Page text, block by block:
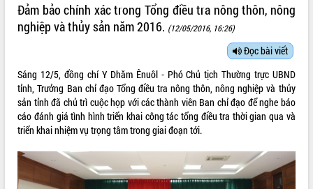
LÃNH ĐẠO UBND TỈNH
SỞ, BAN, NGÀNH
UBND CÁC XÃ, PHƯỜNG
HỆ THỐNG VĂN BẢN
Đảm bảo chính xác trong Tổng điều tra nông thôn, nông
nghiệp và thủy sản năm 2016. (12/05/2016, 16:26)
Đọc bài viết
Sáng 12/5, đồng chí Y Dhăm Ênuôl - Phó Chủ tịch Thường trực UBND
tỉnh, Trưởng Ban chỉ đạo Tổng điều tra nông thôn, nông nghiệp và thủy
sản tỉnh đã chủ trì cuộc họp với các thành viên Ban chỉ đạo để nghe báo
cáo đánh giá tình hình triển khai công tác tổng điều tra thời gian qua và
triển khai nhiệm vụ trọng tâm trong giai đoạn tới.